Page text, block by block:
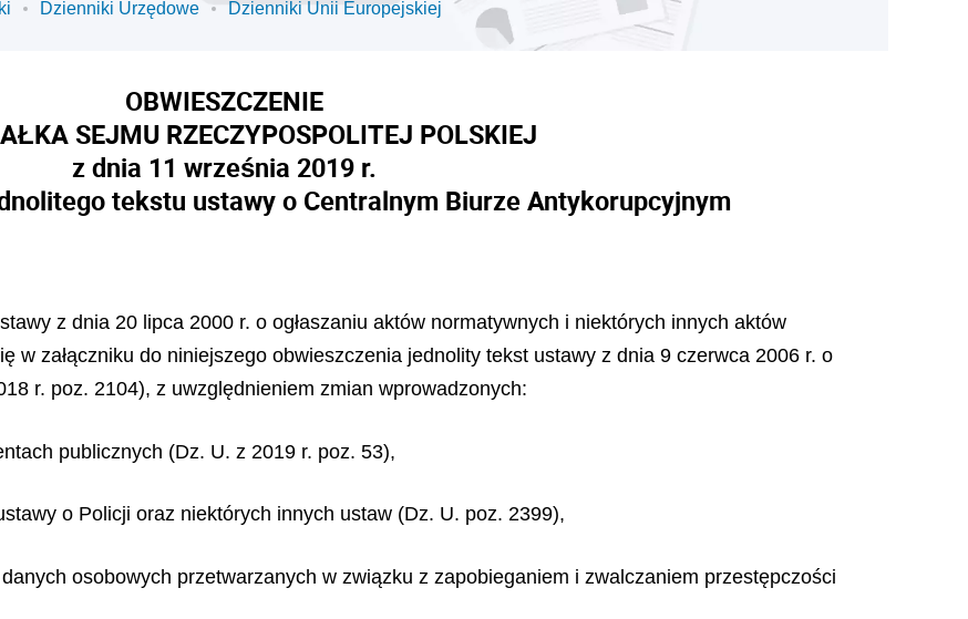
Dzienniki Urzędowe Dzienniki Unii Europejskiej
OBWIESZCZENIE
SEJMU RZECZYPOSPOLITEJ POLSKIEJ
z dnia 11 września 2019 r.
tekstu ustawy o Centralnym Biurze Antykorupcyjnym
z dnia 20 lipca 2000 r. o ogłaszaniu aktów normatywnych i niektórych innych aktów
w załączniku do niniejszego obwieszczenia jednolity tekst ustawy z dnia 9 czerwca 2006 r. o
r. poz. 2104), z uwzględnieniem zmian wprowadzonych:
publicznych (Dz. U. z 2019 r. poz. 53),
o Policji oraz niektórych innych ustaw (Dz. U. poz. 2399),
osobowych przetwarzanych w związku z zapobieganiem i zwalczaniem przestępczości